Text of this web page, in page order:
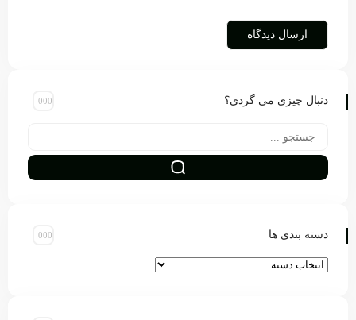
دنبال چیزی می گردی؟
دسته بندی ها